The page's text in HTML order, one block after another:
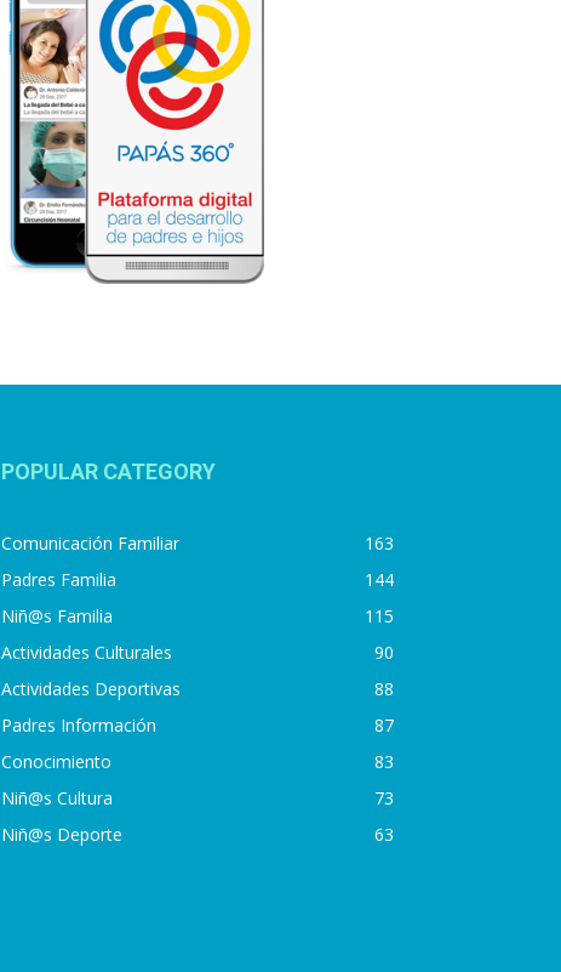
POPULAR CATEGORY
Comunicación Familiar
163
Padres Familia
144
Niñ@s Familia
115
Actividades Culturales
90
Actividades Deportivas
88
Padres Información
87
Conocimiento
83
Niñ@s Cultura
73
Niñ@s Deporte
63